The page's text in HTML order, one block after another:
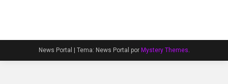
News Portal Tema: News Portal por Mystery Themes.